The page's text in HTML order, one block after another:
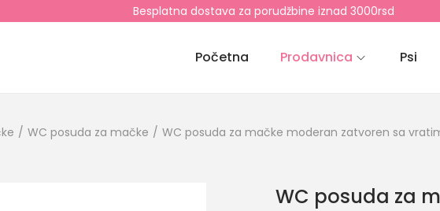
Besplatna dostava za porudžbine iznad 3000rsd
Početna Prodavnica Psi
/ WC posuda za mačke / WC posuda za mačke moderan zatvoren sa
WC posuda za